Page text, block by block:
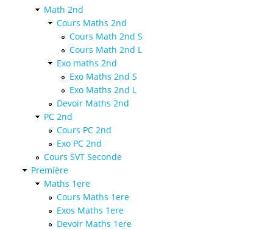
Math 2nd
Cours Maths 2nd
Cours Math 2nd S
Cours Math 2nd L
Exo maths 2nd
Exo Maths 2nd S
Exo Maths 2nd L
Devoir Maths 2nd
PC 2nd
Cours PC 2nd
Exo PC 2nd
Cours SVT Seconde
Première
Maths 1ere
Cours Maths 1ere
Exos Maths 1ere
Devoir Maths 1ere